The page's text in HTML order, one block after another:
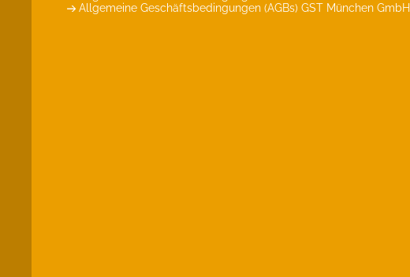
Allgemeine Geschäftsbedingungen (AGBs) GST München GmbH